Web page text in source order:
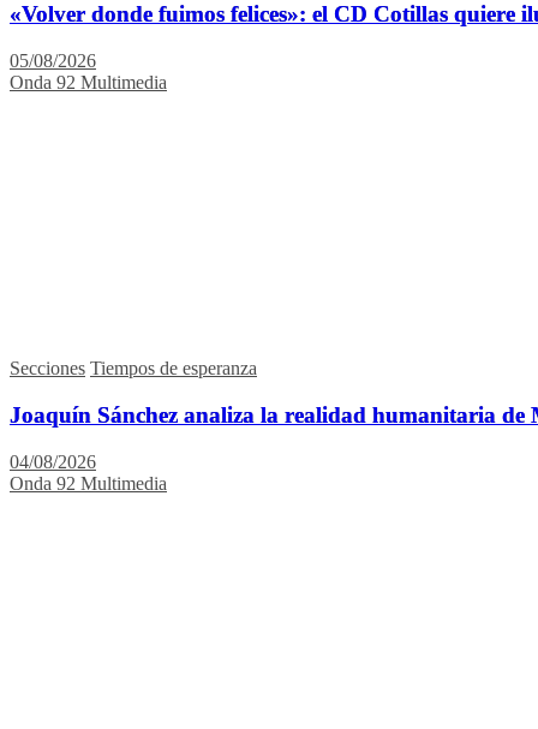
«Volver donde fuimos felices»: el CD Cotillas quiere
05/08/2026
Onda 92 Multimedia
Secciones Tiempos de esperanza
Joaquín Sánchez analiza la realidad humanitaria de
04/08/2026
Onda 92 Multimedia